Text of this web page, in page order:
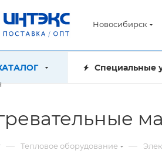
Новосибирск
Специальные
— Тепловое оборудование —